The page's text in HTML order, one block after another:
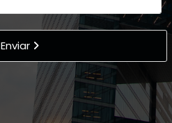
Enviar